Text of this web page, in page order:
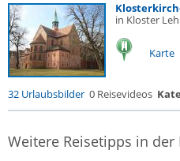
in Kloster
Karte
32 Urlaubsbilder 0 Reisevideos
Weitere Reisetipps in